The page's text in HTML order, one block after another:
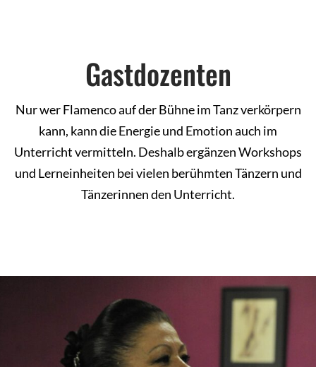
Gastdozenten
Nur wer Flamenco auf der Bühne im Tanz verkörpern
kann, kann die Energie und Emotion auch im
Unterricht vermitteln. Deshalb ergänzen Workshops
und Lerneinheiten bei vielen berühmten Tänzern und
Tänzerinnen den Unterricht.